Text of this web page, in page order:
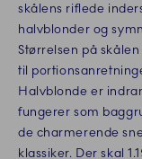
skålens riflede
halvblonder og
Størrelsen på
til
Halvblonde er
fungerer som
de charmerende
klassiker. Der skal